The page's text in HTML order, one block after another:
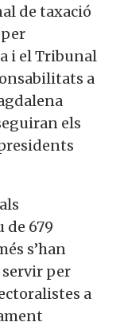
de taxació
per
i el Tribunal
a
els
de 679
s’han
per
a